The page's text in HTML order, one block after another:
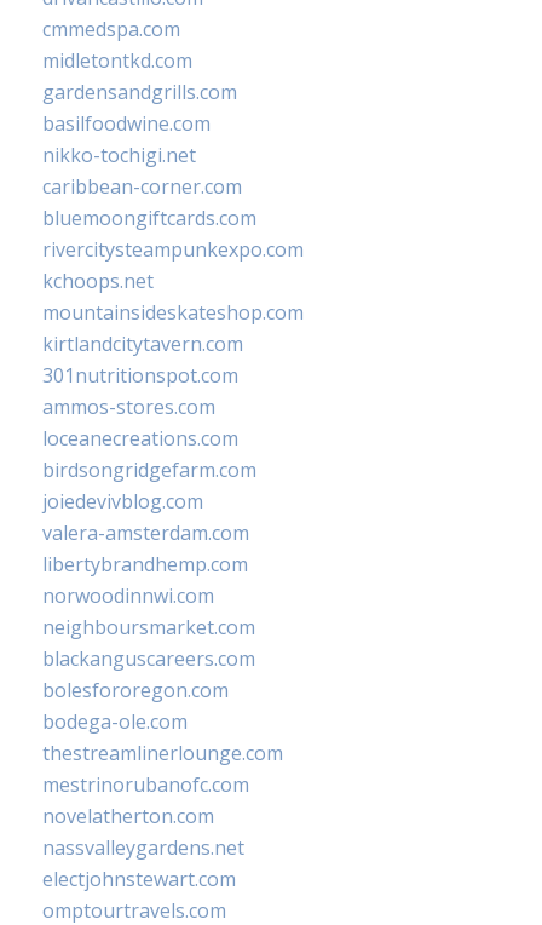
cmmedspa.com
midletontkd.com
gardensandgrills.com
basilfoodwine.com
nikko-tochigi.net
caribbean-corner.com
bluemoongiftcards.com
rivercitysteampunkexpo.com
kchoops.net
mountainsideskateshop.com
kirtlandcitytavern.com
301nutritionspot.com
ammos-stores.com
loceanecreations.com
birdsongridgefarm.com
joiedevivblog.com
valera-amsterdam.com
libertybrandhemp.com
norwoodinnwi.com
neighboursmarket.com
blackanguscareers.com
bolesfororegon.com
bodega-ole.com
thestreamlinerlounge.com
mestrinorubanofc.com
novelatherton.com
nassvalleygardens.net
electjohnstewart.com
omptourtravels.com